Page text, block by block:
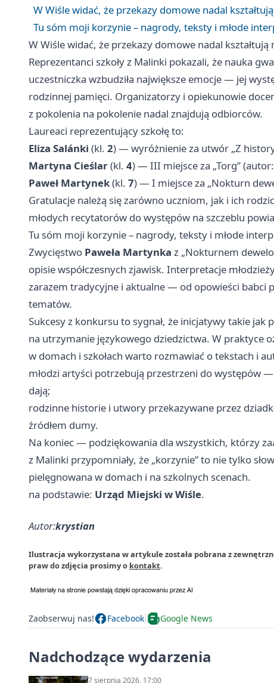
W Wiśle widać, że przekazy domowe nadal
Tu sóm moji korzynie – nagrody, teksty i młode
W Wiśle widać, że przekazy domowe nadal
Reprezentanci szkoły z Malinki pokazali, że nauka
uczestniczka wzbudziła największe emocje — jej
rodzinnej pamięci. Organizatorzy i opiekunowie
z pokolenia na pokolenie nadal znajdują odbiorców.
Laureaci reprezentujący szkołę to:
Eliza Salánki (kl. 2) — wyróżnienie za utwór „Z
Martyna Cieślar(kl. 4) — III miejsce za „Torg” (autor:
Paweł Martynek(kl. 7) — I miejsce za „Nokturn
Gratulacje należą się zarówno uczniom, jak i ich
młodych recytatorów do występów na szczeblu
Tu sóm moji korzynie – nagrody, teksty i młode
Zwycięstwo Paweła Martynka z „Nokturnem
opisie współczesnych zjawisk. Interpretacje
zarazem tradycyjne i aktualne — od opowieści babci
tematów.
Sukcesy z konkursu to sygnał, że inicjatywy takie
na utrzymanie językowego dziedzictwa. W praktyce
w domach i szkołach warto rozmawiać o tekstach i
młodzi artyści potrzebują przestrzeni do występów
dają;
rodzinne historie i utwory przekazywane przez
źródłem dumy.
Na koniec — podziękowania dla wszystkich, którzy
z Malinki przypomniały, że „korzynie” to nie tylko
pielęgnowana w domach i na szkolnych scenach.
na podstawie: Urząd Miejski w Wiśle.
Autor:krystian
Ilustracja wykorzystana w artykule została pobrana z
praw do zdjęcia prosimy o kontakt.
Zaobserwuj nas! Facebook Google News
Nadchodzące wydarzenia
7 sierpnia 2026, 17:00